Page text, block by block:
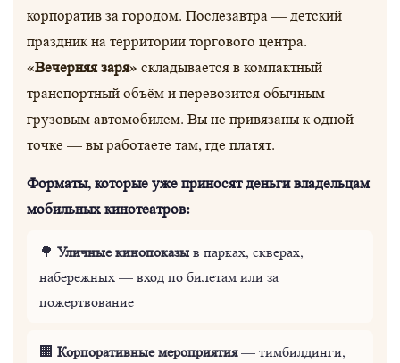
корпоратив за городом. Послезавтра — детский
праздник на территории торгового центра.
«Вечерняя заря» складывается в компактный
транспортный объём и перевозится обычным
грузовым автомобилем. Вы не привязаны к одной
точке — вы работаете там, где платят.
Форматы, которые уже приносят деньги владельцам
мобильных кинотеатров:
🌳 Уличные кинопоказыв парках, скверах,
набережных — вход по билетам или за
пожертвование
🏢 Корпоративные мероприятия— тимбилдинги,